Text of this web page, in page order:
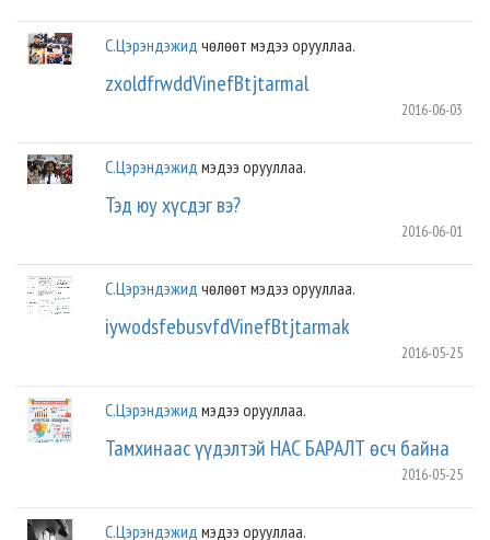
С.Цэрэндэжид чөлөөт мэдээ орууллаа.
zxoldfrwddVinefBtjtarmal
2016-06-03
С.Цэрэндэжид мэдээ орууллаа.
Тэд юу хүсдэг вэ?
2016-06-01
С.Цэрэндэжид чөлөөт мэдээ орууллаа.
iywodsfebusvfdVinefBtjtarmak
2016-05-25
С.Цэрэндэжид мэдээ орууллаа.
Тамхинаас үүдэлтэй НАС БАРАЛТ өсч байна
2016-05-25
С.Цэрэндэжид мэдээ орууллаа.